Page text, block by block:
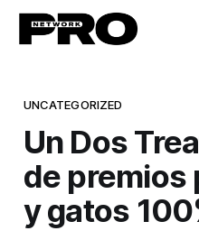
UNCATEGORIZED
Un Dos
de premios
y gatos